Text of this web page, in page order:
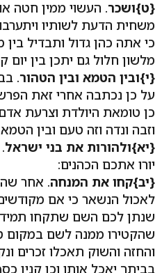
{ט}ושכר. העשוי ממין חטה
משחית הדעת לשותיו
כי אתה כהן גדול ותבדיל
מלשון חלול גם יתכן בין יום
{י}ובין הטמא ובין הטהור.
על כן נכתבה אחרי זאת
כן טומאת היולדת וצרעת אדם
וזבה ונדה וזה טעם ובין
{יא}ולהורות את בני ישראל
יורו אתכם הכהנים:
{יב}קחו את המנחה. אחר
לאכול הנשאר כי אם
שנתן לכם השם שתקחו תמיד
שהקטירו ממנה לשם במקום
והחזה והשוק תאכלו זכרים
בביתך יאכל אותו וכן קנין